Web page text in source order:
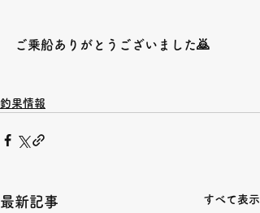
ご乗船ありがとうございました🙇
釣果情報
最新記事 すべて表示